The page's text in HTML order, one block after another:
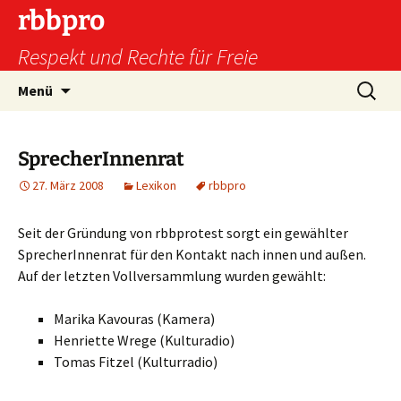
Zum
Inhalt
springen
rbbpro
Respekt und Rechte für Freie
Menü
Suchen
nach:
SprecherInnenrat
27. März 2008 Lexikon rbbpro
Seit der Gründung von rbbprotest sorgt ein gewählter
SprecherInnenrat für den Kontakt nach innen und außen.
Auf der letzten Vollversammlung wurden gewählt:
Marika Kavouras (Kamera)
Henriette Wrege (Kulturadio)
Tomas Fitzel (Kulturradio)